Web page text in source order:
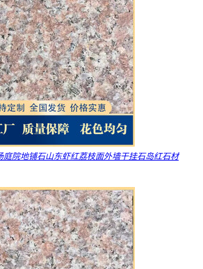
庭院地铺石山东虾红荔枝面外墙干挂石岛红石材